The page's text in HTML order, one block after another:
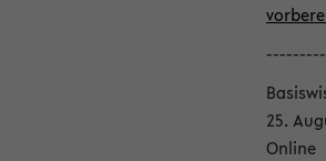
25.
Online